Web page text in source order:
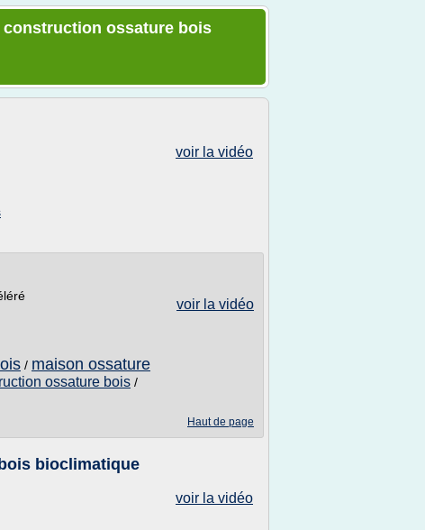
ossature bois
voir la vidéo
voir la vidéo
/ maison ossature
ossature bois /
Haut de page
bioclimatique
voir la vidéo